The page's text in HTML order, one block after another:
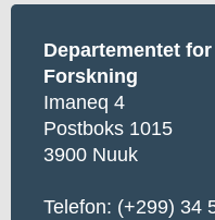
Departementet
Forskning
Imaneq 4
Postboks 1015
3900 Nuuk
Telefon: (+299) 34